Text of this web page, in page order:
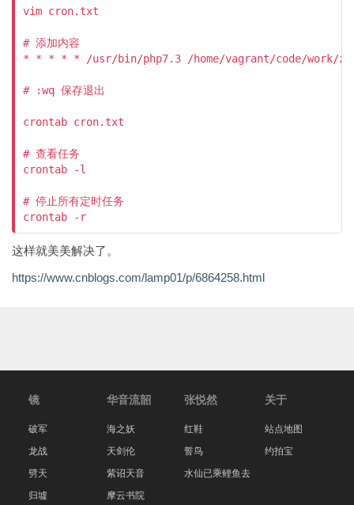
vim cron.txt
# 添加内容
* * * * * /usr/bin/php7.3 /home/vagrant/code/work/
# :wq 保存退出
crontab cron.txt
# 查看任务
crontab -l
# 停止所有定时任务
这样就美美解决了。
https://www.cnblogs.com/lamp01/p/6864258.html
镜
破军
龙战
劈天
归墟
华音流韶
海之妖
天剑伦
紫诏天音
摩云书院
张悦然
红鞋
誓鸟
水仙已乘鲤鱼去
关于
站点地图
约拍宝